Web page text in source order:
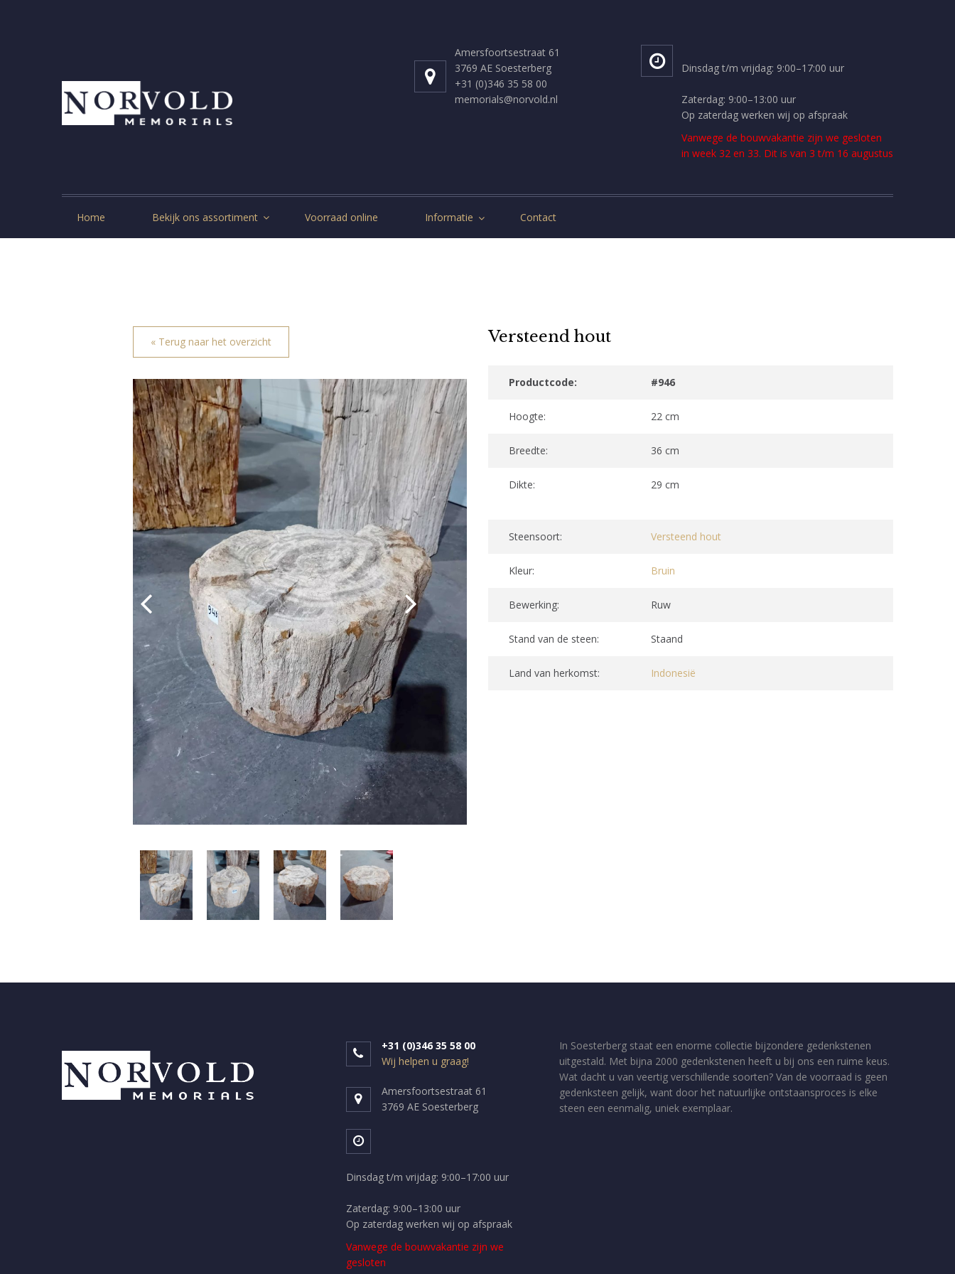
Amersfoortsestraat 61
3769 AE Soesterberg
+31 (0)346 35 58 00
memorials@norvold.nl
Dinsdag t/m vrijdag: 9:00–17:00 uur
Zaterdag: 9:00–13:00 uur
Op zaterdag werken wij op afspraak
Vanwege de bouwvakantie zijn we gesloten
in week 32 en 33. Dit is van 3 t/m 16 augustus
Home Bekijk ons assortiment Voorraad online Informatie Contact
« Terug naar het overzicht Versteend hout
Productcode: #946
Hoogte: 22 cm
Breedte: 36 cm
Dikte: 29 cm
Steensoort: Versteend hout
Kleur: Bruin
Bewerking: Ruw
Stand van de steen: Staand
Land van herkomst: Indonesië
+31 (0)346 35 58 00
Wij helpen u graag!
Amersfoortsestraat 61
3769 AE Soesterberg
Dinsdag t/m vrijdag: 9:00–17:00 uur
Zaterdag: 9:00–13:00 uur
Op zaterdag werken wij op afspraak
Vanwege de bouwvakantie zijn we
gesloten
In Soesterberg staat een enorme collectie bijzondere gedenkstenen
uitgestald. Met bijna 2000 gedenkstenen heeft u bij ons een ruime keus.
Wat dacht u van veertig verschillende soorten? Van de voorraad is geen
gedenksteen gelijk, want door het natuurlijke ontstaansproces is elke
steen een eenmalig, uniek exemplaar.